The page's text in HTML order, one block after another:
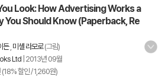
Look: How Advertising Works a
You Should Know (Paperback, Re
든, 미셸 라모로(그림)
Ltd 2013년 09월
(18% 할인 / 1,260원)